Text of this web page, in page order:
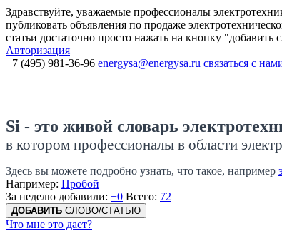
Здравствуйте, уважаемые профессионалы
публиковать объявления по продаже
статьи достаточно просто нажать на кнопку
Авторизация
+7 (495) 981-36-96 energysa@energysa.ru связаться с
Si - это живой словарь
в котором профессионалы в области
Здесь вы можете подробно узнать, что такое, например
Например: Пробой
За неделю добавили: +0 Всего: 72
ДОБАВИТЬ СЛОВО/СТАТЬЮ
Что мне это дает?